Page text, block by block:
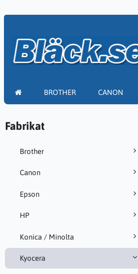
BROTHER CANON
Fabrikat
Brother
Canon
Epson
HP
Konica / Minolta
Kyocera